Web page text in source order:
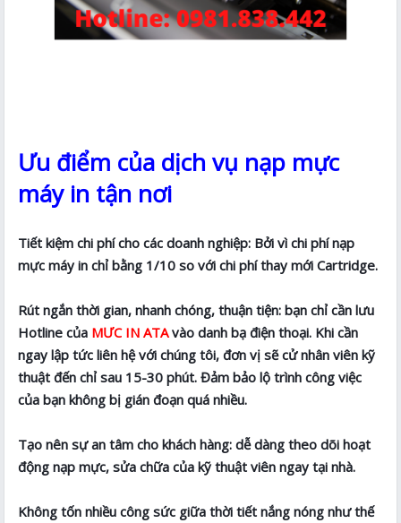
Ưu điểm của dịch vụ nạp mực
máy in tận nơi
Tiết kiệm chi phí cho các doanh nghiệp: Bởi vì chi phí nạp
mực máy in chỉ bằng 1/10 so với chi phí thay mới Cartridge.
Rút ngắn thời gian, nhanh chóng, thuận tiện: bạn chỉ cần lưu
Hotline của MƯC IN ATAvào danh bạ điện thoại. Khi cần
ngay lập tức liên hệ với chúng tôi, đơn vị sẽ cử nhân viên kỹ
thuật đến chỉ sau 15-30 phút. Đảm bảo lộ trình công việc
của bạn không bị gián đoạn quá nhiều.
Tạo nên sự an tâm cho khách hàng: dễ dàng theo dõi hoạt
động nạp mực, sửa chữa của kỹ thuật viên ngay tại nhà.
Không tốn nhiều công sức giữa thời tiết nắng nóng như thế